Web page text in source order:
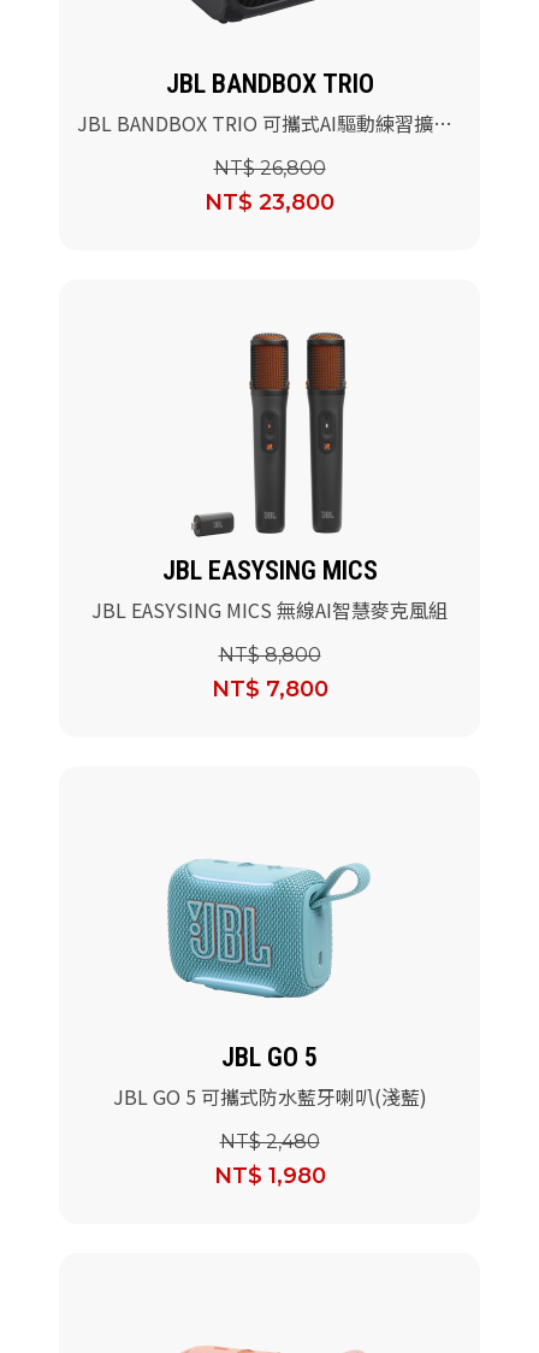
JBL BANDBOX TRIO
JBL BANDBOX TRIO 可攜式AI驅動練習擴音
NT$ 26,800
NT$ 23,800
JBL EASYSING MICS
JBL EASYSING MICS 無線AI智慧麥克風組
NT$ 8,800
NT$ 7,800
JBL GO 5
JBL GO 5 可攜式防水藍牙喇叭(淺藍)
NT$ 2,480
NT$ 1,980